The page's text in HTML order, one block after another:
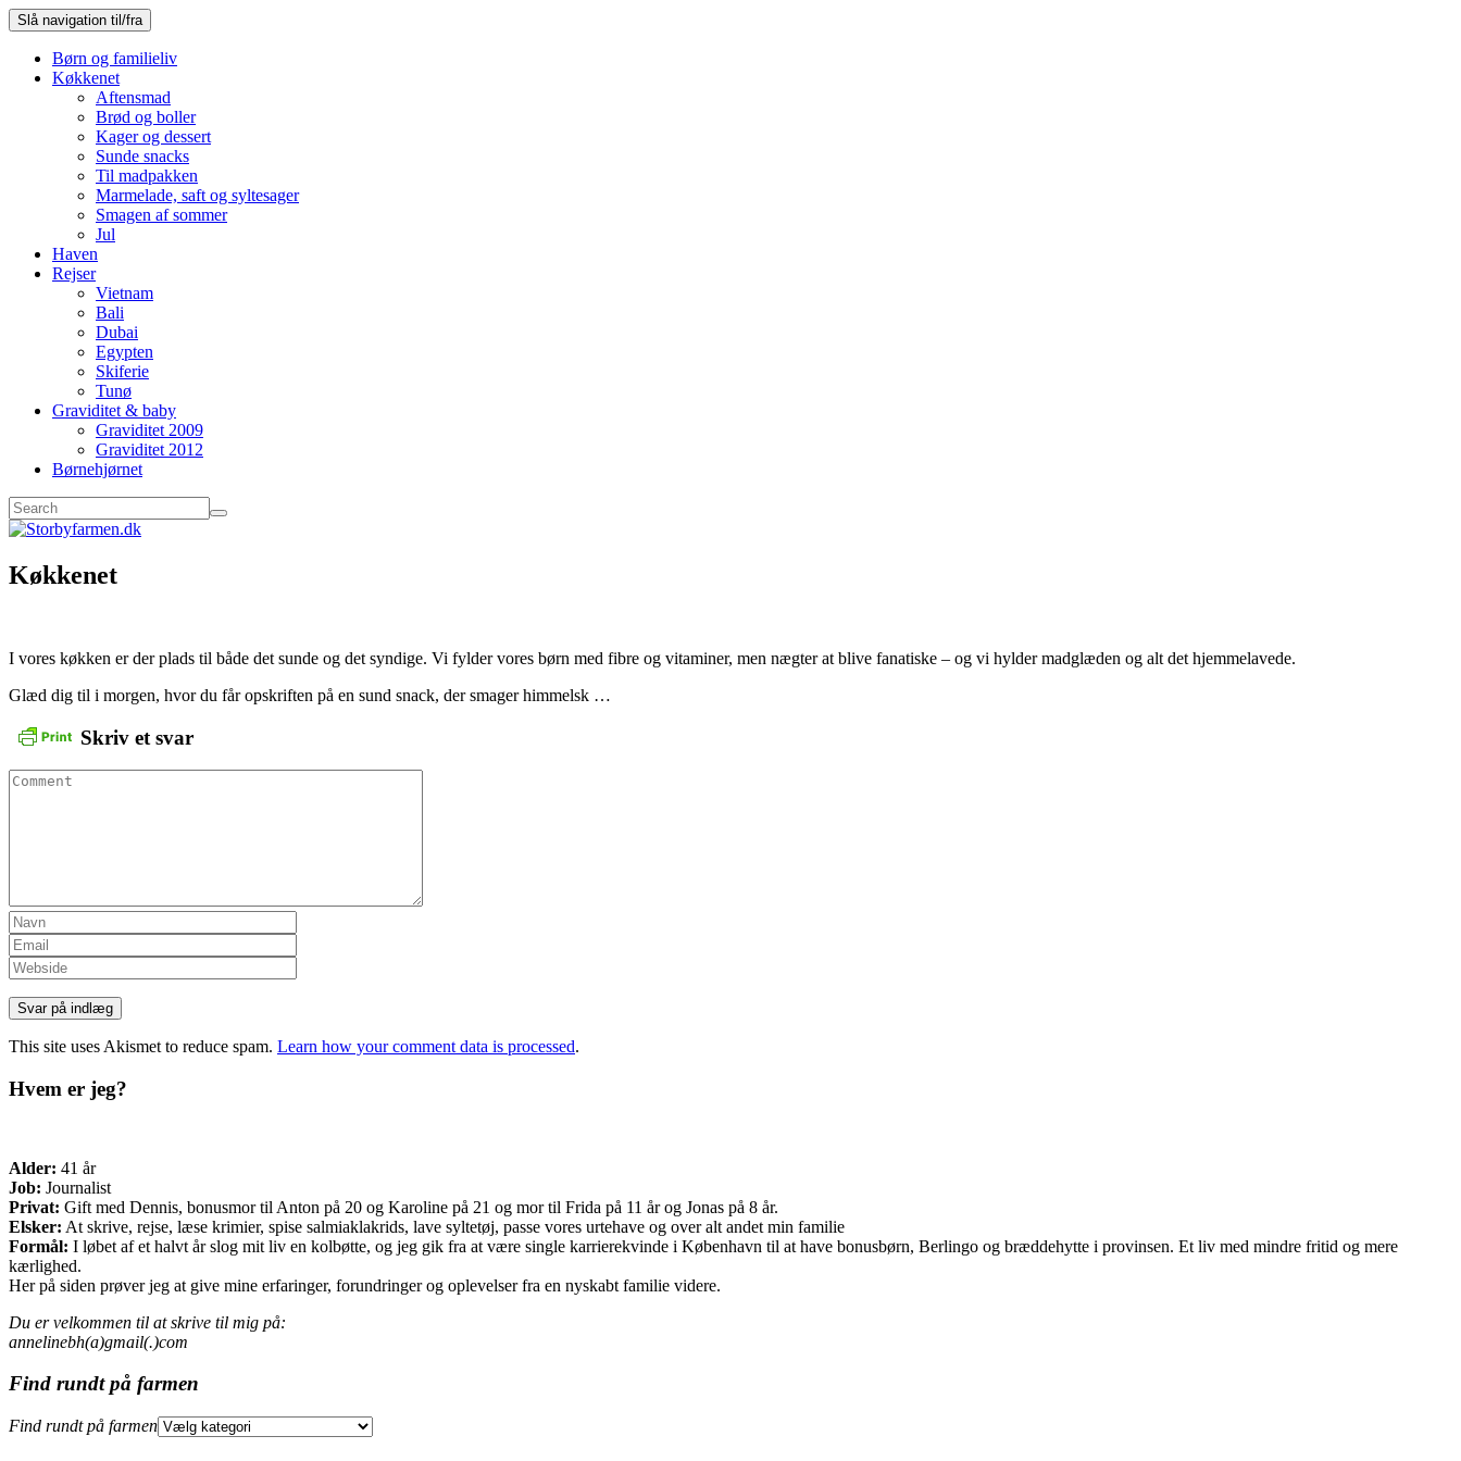
Slå navigation til/fra
Børn og familieliv
Køkkenet
Aftensmad
Brød og boller
Kager og dessert
Sunde snacks
Til madpakken
Marmelade, saft og syltesager
Smagen af sommer
Jul
Haven
Rejser
Vietnam
Bali
Dubai
Egypten
Skiferie
Tunø
Graviditet & baby
Graviditet 2009
Graviditet 2012
Børnehjørnet
Køkkenet
I vores køkken er der plads til både det sunde og det syndige. Vi fylder vores børn med fibre og vitaminer, men nægter at blive fanatiske – og vi hylder madglæden og alt det hjemmelavede.
Glæd dig til i morgen, hvor du får opskriften på en sund snack, der smager himmelsk …
Skriv et svar
This site uses Akismet to reduce spam. Learn how your comment data is processed.
Hvem er jeg?
Alder: 41 år
Job: Journalist
Privat: Gift med Dennis, bonusmor til Anton på 20 og Karoline på 21 og mor til Frida på 11 år og Jonas på 8 år.
Elsker: At skrive, rejse, læse krimier, spise salmiaklakrids, lave syltetøj, passe vores urtehave og over alt andet min familie
Formål: I løbet af et halvt år slog mit liv en kolbøtte, og jeg gik fra at være single karrierekvinde i København til at have bonusbørn, Berlingo og bræddehytte i provinsen. Et liv med mindre fritid og mere
kærlighed.
Her på siden prøver jeg at give mine erfaringer, forundringer og oplevelser fra en nyskabt familie videre.
Du er velkommen til at skrive til mig på:
annelinebh(a)gmail(.)com
Find rundt på farmen
Find rundt på farmen